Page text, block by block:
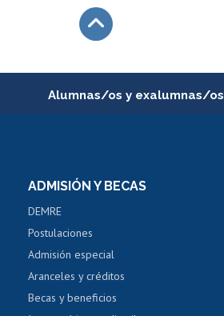
Alumnas/os y exalumnas/os
Consulta y certificado de notas
Servicio médico y dental
Pago de arancel y crédito alumnos
Pago de arancel y crédito exalumnos
Certificado de títulos y grados
ADMISIÓN Y BECAS
DEMRE
Postulaciones
Admisión especial
Aranceles y créditos
Becas y beneficios